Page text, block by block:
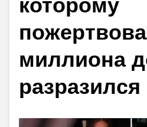
которому
миллиона